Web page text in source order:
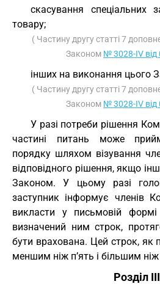
скасування спеціальних
товару;
( Частину другу статті 7
Законом № 3028-IV
інших на виконання цього
( Частину другу статті 7
Законом № 3028-IV
У разі потреби рішення
частині питань може
порядку шляхом візування
відповідного рішення, якщо
Законом. У цьому разі
заступник інформує членів
викласти у письмовій
визначений ним строк,
бути врахована. Цей строк, як
меншим ніж п’ять і більшим ніж
Розділ III